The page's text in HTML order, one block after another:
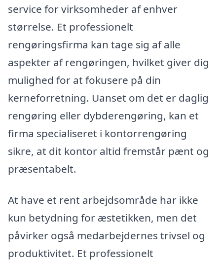
service for virksomheder af enhver
størrelse. Et professionelt
rengøringsfirma kan tage sig af alle
aspekter af rengøringen, hvilket giver dig
mulighed for at fokusere på din
kerneforretning. Uanset om det er daglig
rengøring eller dybderengøring, kan et
firma specialiseret i kontorrengøring
sikre, at dit kontor altid fremstår pænt og
præsentabelt.
At have et rent arbejdsområde har ikke
kun betydning for æstetikken, men det
påvirker også medarbejdernes trivsel og
produktivitet. Et professionelt